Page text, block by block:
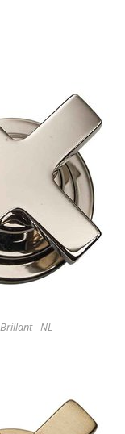
- NL